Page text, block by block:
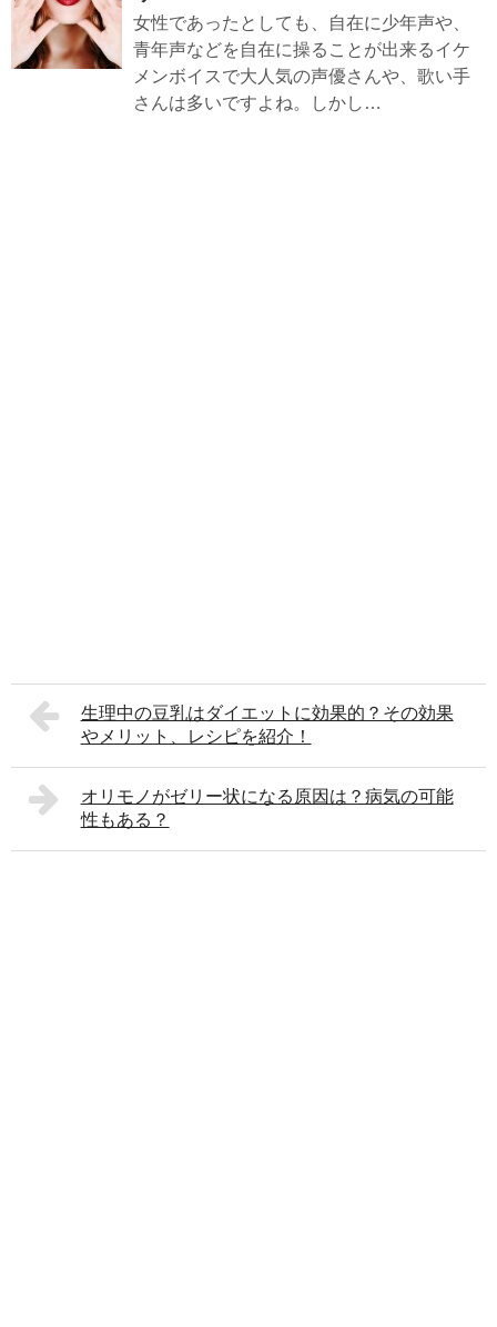
女性であったとしても、自在に少年声や、
青年声などを自在に操ることが出来るイケ
メンボイスで大人気の声優さんや、歌い手
さんは多いですよね。しかし…
生理中の豆乳はダイエットに効果的？その効果
やメリット、レシピを紹介！
オリモノがゼリー状になる原因は？病気の可能
性もある？